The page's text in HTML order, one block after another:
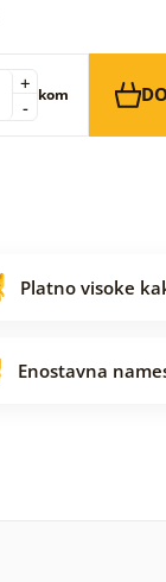
-
+ kom
Platno visoke
Enostavna